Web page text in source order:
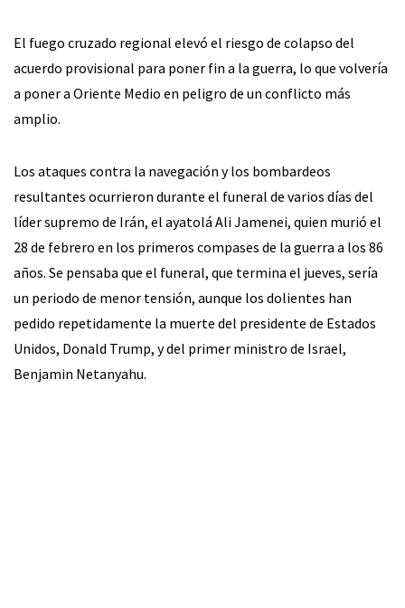
El fuego cruzado regional elevó el riesgo de colapso del
acuerdo provisional para poner fin a la guerra, lo que volvería
a poner a Oriente Medio en peligro de un conflicto más
amplio.
Los ataques contra la navegación y los bombardeos
resultantes ocurrieron durante el funeral de varios días del
líder supremo de Irán, el ayatolá Ali Jamenei, quien murió el
28 de febrero en los primeros compases de la guerra a los 86
años. Se pensaba que el funeral, que termina el jueves, sería
un periodo de menor tensión, aunque los dolientes han
pedido repetidamente la muerte del presidente de Estados
Unidos, Donald Trump, y del primer ministro de Israel,
Benjamin Netanyahu.